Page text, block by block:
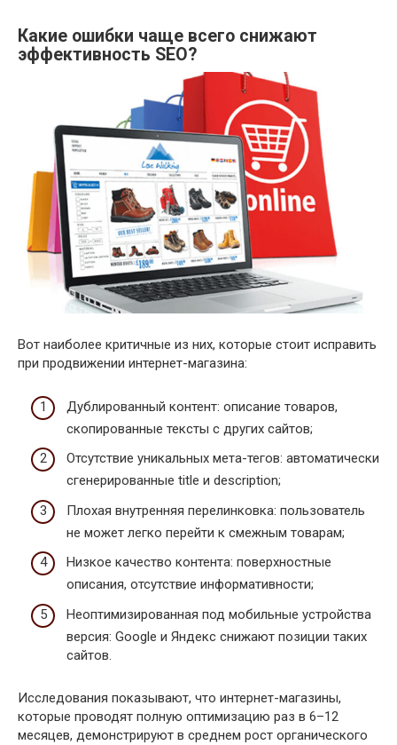
Какие ошибки чаще всего снижают
эффективность SEO?
Вот наиболее критичные из них, которые стоит исправить
при продвижении интернет-магазина:
Дублированный контент: описание товаров,
скопированные тексты с других сайтов;
Отсутствие уникальных мета-тегов: автоматически
сгенерированные title и description;
Плохая внутренняя перелинковка: пользователь
не может легко перейти к смежным товарам;
Низкое качество контента: поверхностные
описания, отсутствие информативности;
Неоптимизированная под мобильные устройства
версия: Google и Яндекс снижают позиции таких
сайтов.
Исследования показывают, что интернет-магазины,
которые проводят полную оптимизацию раз в 6–12
месяцев, демонстрируют в среднем рост органического